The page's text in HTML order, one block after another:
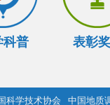
科普 表彰
科学技术协会 中国地质